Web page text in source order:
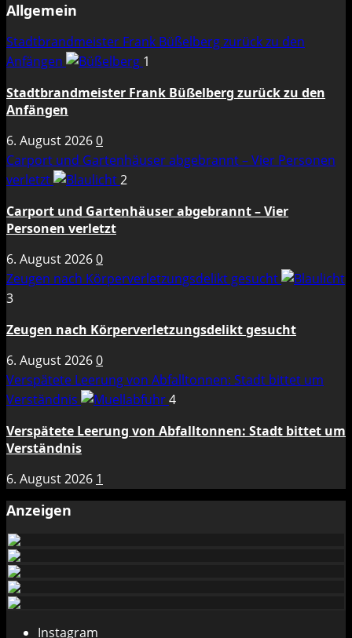
Allgemein
Stadtbrandmeister Frank Büßelberg zurück zu den
Anfängen
1
Stadtbrandmeister Frank Büßelberg zurück zu den
Anfängen
6. August 20260
Carport und Gartenhäuser abgebrannt – Vier Personen
verletzt
2
Carport und Gartenhäuser abgebrannt – Vier
Personen verletzt
6. August 20260
Zeugen nach Körperverletzungsdelikt gesucht
3
Zeugen nach Körperverletzungsdelikt gesucht
6. August 20260
Verspätete Leerung von Abfalltonnen: Stadt bittet um
Verständnis
4
Verspätete Leerung von Abfalltonnen: Stadt bittet um
Verständnis
6. August 2026 1
Anzeigen
Instagram